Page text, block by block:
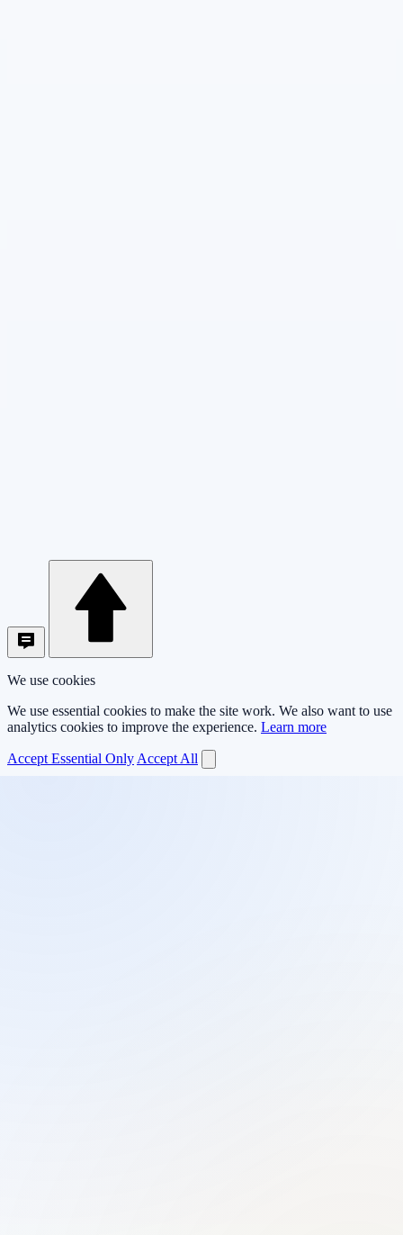
We use cookies
We use essential cookies to make the site work. We also want to use
analytics cookies to improve the experience. Learn more
Accept Essential Only Accept All